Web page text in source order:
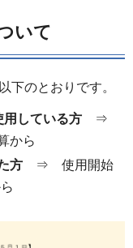
いて
下のとおりです。
用している方 ⇒
から
方 ⇒ 使用開始